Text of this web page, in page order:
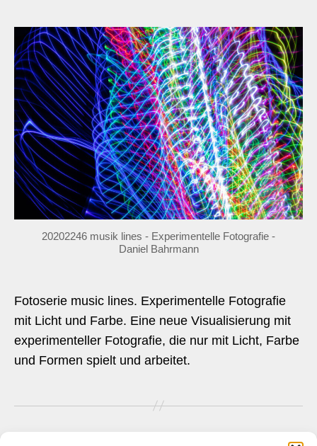
20202246 musik lines - Experimentelle Fotografie -
Daniel Bahrmann
Fotoserie music lines. Experimentelle Fotografie
mit Licht und Farbe. Eine neue Visualisierung mit
experimenteller Fotografie, die nur mit Licht, Farbe
und Formen spielt und arbeitet.